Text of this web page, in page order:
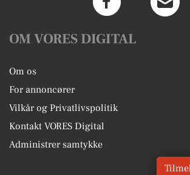
OM VORES DIGITAL
Om os
For annoncører
Vilkår og Privatlivspolitik
Kontakt VORES Digital
Administrer samtykke